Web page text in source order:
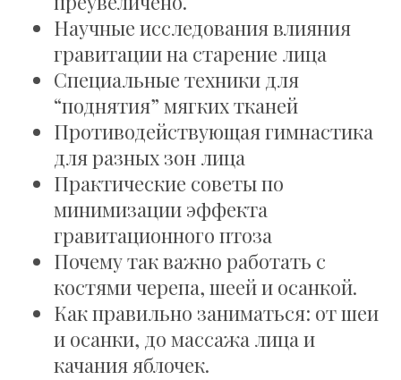
Научные исследования влияния
гравитации на старение лица
Специальные техники для
“поднятия” мягких тканей
Противодействующая гимнастика
для разных зон лица
Практические советы по
минимизации эффекта
гравитационного птоза
Почему так важно работать с
костями черепа, шеей и осанкой.
Как правильно заниматься: от шеи
и осанки, до массажа лица и
качания яблочек.